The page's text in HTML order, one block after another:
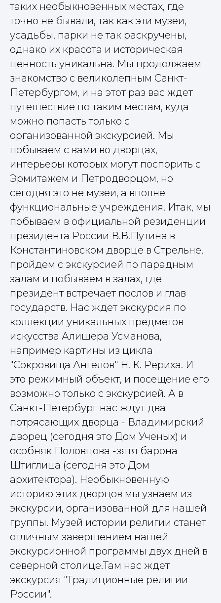
таких необыкновенных местах, где
точно не бывали, так как эти музеи,
усадьбы, парки не так раскручены,
однако их красота и историческая
ценность уникальна. Мы продолжаем
знакомство с великолепным Санкт-
Петербургом, и на этот раз вас ждет
путешествие по таким местам, куда
можно попасть только с
организованной экскурсией. Мы
побываем с вами во дворцах,
интерьеры которых могут поспорить с
Эрмитажем и Петродворцом, но
сегодня это не музеи, а вполне
функциональные учреждения. Итак, мы
побываем в официальной резиденции
президента России В.В.Путина в
Константиновском дворце в Стрельне,
пройдем с экскурсией по парадным
залам и побываем в залах, где
президент встречает послов и глав
государств. Нас ждет экскурсия по
коллекции уникальных предметов
искусства Алишера Усманова,
например картины из цикла
"Сокровища Ангелов" Н. К. Рериха. И
это режимный объект, и посещение его
возможно только с экскурсией. А в
Санкт-Петербург нас ждут два
потрясающих дворца - Владимирский
дворец (сегодня это Дом Ученых) и
особняк Половцова -зятя барона
Штиглица (сегодня это Дом
архитектора). Необыкновенную
историю этих дворцов мы узнаем из
экскурсии, организованной для нашей
группы. Музей истории религии станет
отличным завершением нашей
экскурсионной программы двух дней в
северной столице.Там нас ждет
экскурсия "Традиционные религии
России".